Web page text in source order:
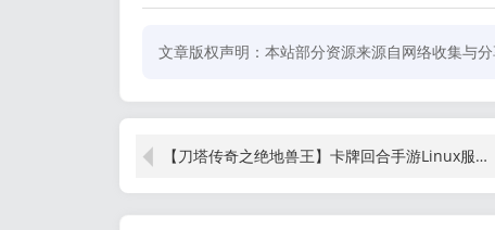
文章版权声明：本站部分资源来源自网络收集与
【刀塔传奇之绝地兽王】卡牌回合手游Linux服务端+安卓+GM后台+架设教程